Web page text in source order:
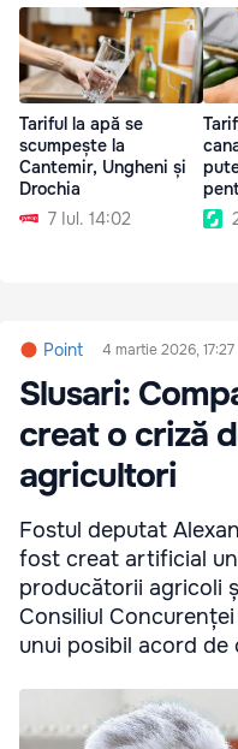
Tariful la apă se
scumpește la
Cantemir, Ungheni și
Drochia
7 Iul. 14:02
Point 4 martie 2026, 17:27
Slusari:
creat o criză
agricultori
Fostul deputat
fost creat artificial
producătorii agricoli
Consiliul
unui posibil acord de